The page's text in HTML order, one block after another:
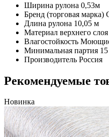
Ширина рулона 0,53м
Бренд (торговая марка)
Длина рулона 10,05 м
Материал верхнего слоя
Влагостойкость
Минимальная партия 15
Производитель Россия
Рекомендуемые
Новинка